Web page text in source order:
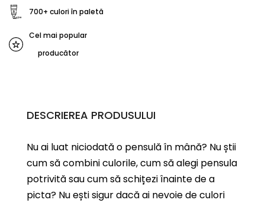
700+ culori în paletă
Cel mai popular
producător
DESCRIEREA PRODUSULUI
Nu ai luat niciodată o pensulă în mână? Nu știi
cum să combini culorile, cum să alegi pensula
potrivită sau cum să schițezi înainte de a
picta? Nu ești sigur dacă ai nevoie de culori